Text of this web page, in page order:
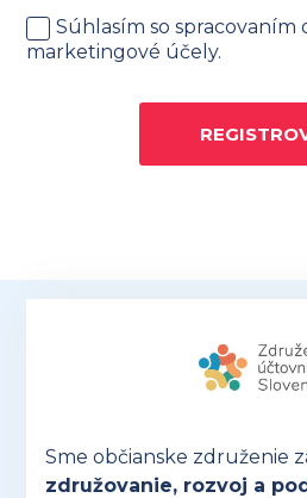
Súhlasím so spracovaním
marketingové účely.
Sme občianske združenie
združovanie, rozvoj a